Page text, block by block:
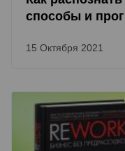
способы и
15 Октября 2021